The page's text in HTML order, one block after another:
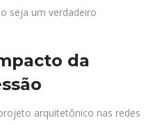
seja um verdadeiro
da
arquitetônico nas redes